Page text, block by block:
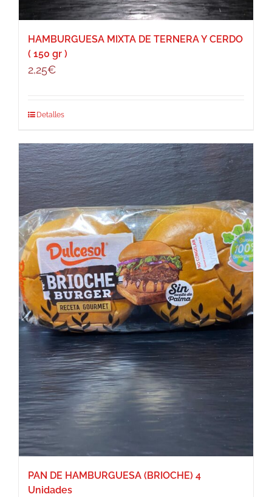
HAMBURGUESA MIXTA DE TERNERA Y CERDO
( 150 gr )
2,25€
Detalles
PAN DE HAMBURGUESA (BRIOCHE) 4
Unidades